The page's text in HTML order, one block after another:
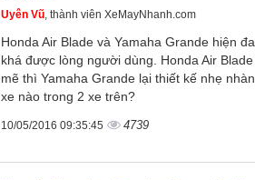
Uyên Vũ, thành viên XeMayNhanh.com
Honda Air Blade và Yamaha Grande hiện
khá được lòng người dùng. Honda Air
mẽ thì Yamaha Grande lại thiết kế nhẹ
xe nào trong 2 xe trên?
10/05/2016 09:35:45 4739